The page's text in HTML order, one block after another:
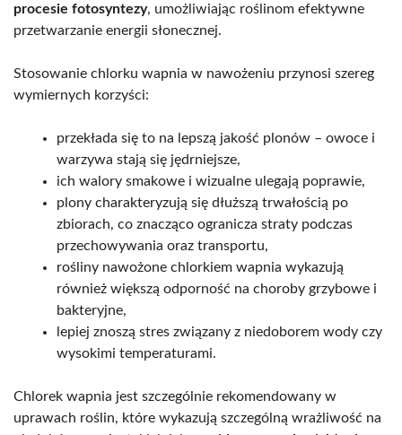
procesie fotosyntezy, umożliwiając roślinom efektywne
przetwarzanie energii słonecznej.
Stosowanie chlorku wapnia w nawożeniu przynosi szereg
wymiernych korzyści:
przekłada się to na lepszą jakość plonów – owoce i
warzywa stają się jędrniejsze,
ich walory smakowe i wizualne ulegają poprawie,
plony charakteryzują się dłuższą trwałością po
zbiorach, co znacząco ogranicza straty podczas
przechowywania oraz transportu,
rośliny nawożone chlorkiem wapnia wykazują
również większą odporność na choroby grzybowe i
bakteryjne,
lepiej znoszą stres związany z niedoborem wody czy
wysokimi temperaturami.
Chlorek wapnia jest szczególnie rekomendowany w
uprawach roślin, które wykazują szczególną wrażliwość na